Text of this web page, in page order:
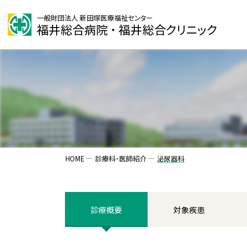
一般財団法人 新田塚医療福祉センター
福井総合病院 ・ 福井総合クリニック
HOME 診療科・医師紹介 泌尿器科
診療概要 対象疾患